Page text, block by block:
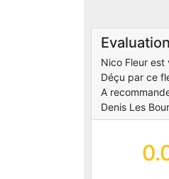
Evaluation
Nico Fleur est
Déçu par ce
A
Denis Les